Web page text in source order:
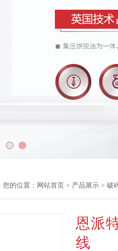
您的位置： 网站首页 > 产品展示 > 破
恩派
线